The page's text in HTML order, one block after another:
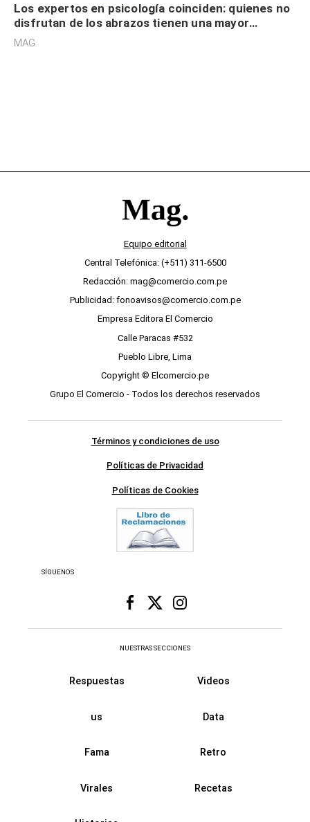
Los expertos en psicología coinciden: quienes no
disfrutan de los abrazos tienen una mayor
sensibilidad a los estímulos físicos y no es por
MAG.
Equipo editorial
Central Telefónica: (+511) 311-6500
Redacción: mag@comercio.com.pe
Publicidad: fonoavisos@comercio.com.pe
Empresa Editora El Comercio
Calle Paracas #532
Pueblo Libre, Lima
Copyright © Elcomercio.pe
Grupo El Comercio - Todos los derechos reservados
Términos y condiciones de uso
Políticas de Privacidad
Políticas de Cookies
SÍGUENOS
NUESTRAS SECCIONES
Respuestas Videos
us Data
Fama Retro
Virales Recetas